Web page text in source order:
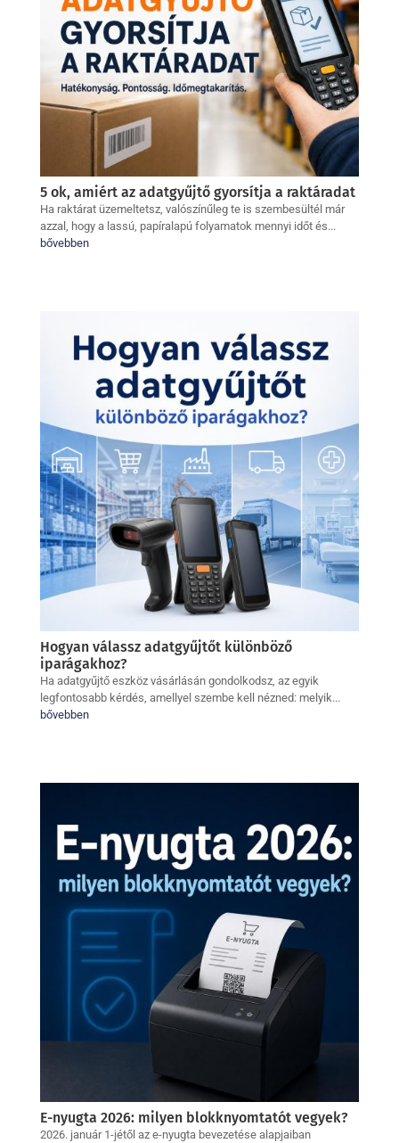
5 ok, amiért az adatgyűjtő gyorsítja a raktáradat
Ha raktárat üzemeltetsz, valószínűleg te is szembesültél már
azzal, hogy a lassú, papíralapú folyamatok mennyi időt és...
bővebben
Hogyan válassz adatgyűjtőt különböző
iparágakhoz?
Ha adatgyűjtő eszköz vásárlásán gondolkodsz, az egyik
legfontosabb kérdés, amellyel szembe kell nézned: melyik...
bővebben
E-nyugta 2026: milyen blokknyomtatót vegyek?
2026. január 1-jétől az e-nyugta bevezetése alapjaiban